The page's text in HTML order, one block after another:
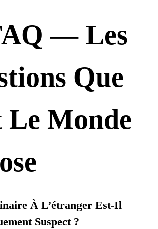
— Les
Que
Le Monde
À L’étranger Est-Il
Suspect ?